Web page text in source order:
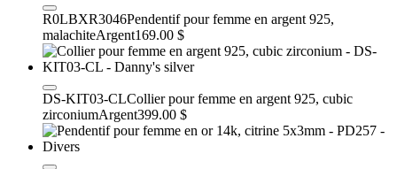
R0LBXR3046Pendentif pour femme en argent 925,
malachiteArgent169.00 $
DS-KIT03-CLCollier pour femme en argent 925, cubic
zirconiumArgent399.00 $